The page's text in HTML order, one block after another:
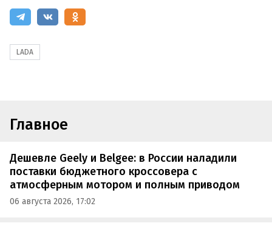
LADA
Главное
Дешевле Geely и Belgee: в России наладили
поставки бюджетного кроссовера с
атмосферным мотором и полным приводом
06 августа 2026, 17:02